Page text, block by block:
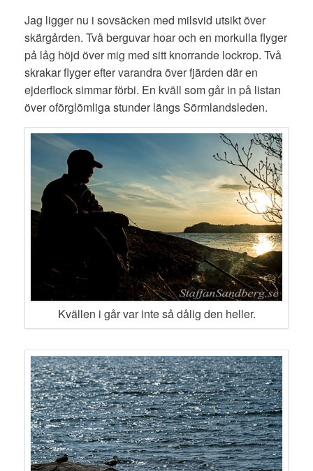
Jag ligger nu i sovsäcken med milsvid utsikt över
skärgården. Två berguvar hoar och en morkulla flyger
på låg höjd över mig med sitt knorrande lockrop. Två
skrakar flyger efter varandra över fjärden där en
ejderflock simmar förbi. En kväll som går in på listan
över oförglömliga stunder längs Sörmlandsleden.
Kvällen i går var inte så dålig den heller.